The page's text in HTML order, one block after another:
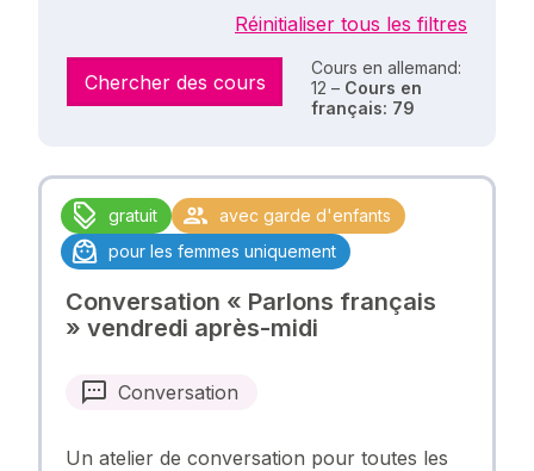
Réinitialiser tous les filtres
Chercher des cours
Cours en allemand:
12 – Cours en
français: 79
gratuit
avec garde d'enfants
pour les femmes uniquement
Conversation « Parlons français
» vendredi après-midi
Conversation
Un atelier de conversation pour toutes les